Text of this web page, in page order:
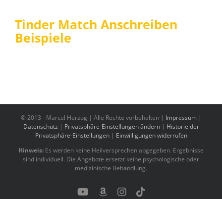
Tinder Match Anschreiben
Beispiele
© 2013 - Marcel Herzog | Alle Rechte vorbehalten | Impressum |
Datenschutz | Privatsphäre-Einstellungen ändern| Historie der
Privatsphäre-Einstellungen| Einwilligungen widerrufen
Hinweis: Es werden keine Heilversprechen abgegeben. Ergebnisse
sind individuell. Die Angebote ersetzt keine psychologische oder
medizinische Behandlung.
YouTubeBenutzerdefiniert
Instagram
Tiktok